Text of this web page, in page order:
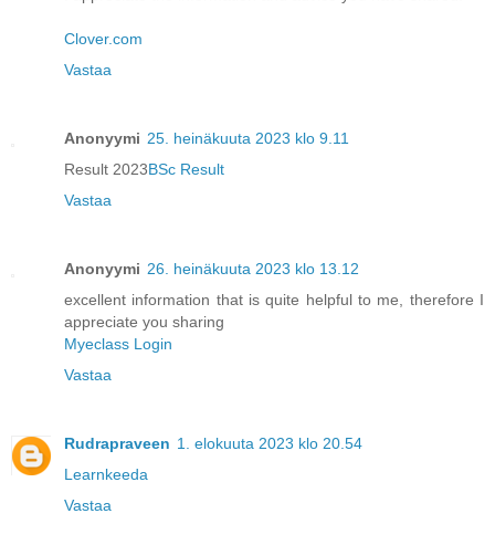
Clover.com
Vastaa
Anonyymi 25. heinäkuuta 2023 klo 9.11
Result 2023BSc Result
Vastaa
Anonyymi 26. heinäkuuta 2023 klo 13.12
excellent information that is quite helpful to me, therefore I
appreciate you sharing
Myeclass Login
Vastaa
Rudrapraveen 1. elokuuta 2023 klo 20.54
Learnkeeda
Vastaa